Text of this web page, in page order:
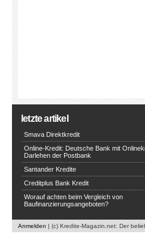
letzte artikel
Smava Direktkredit
Online-Kredit: Deutsche Bank mit
Darlehen der Postbank
Santander Kredite
Creditplus Bank Kredit
Worauf achten beim Vergleich von
Baufinanzierungsangeboten?
Anmelden | (c) Kredite-Magazin.net: Der